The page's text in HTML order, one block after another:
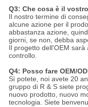
Q3: Che cosa è il
Il nostro termine di
alcune azione per il
abbastanza azione,
giorni, se non, debba
Il progetto dell'OEM
controllo.
Q4: Posso fare OEM/
Sì potete, noi avete 20
gruppo di R & S siete
nuovo prodotto, nuovo
tecnologia. Siete